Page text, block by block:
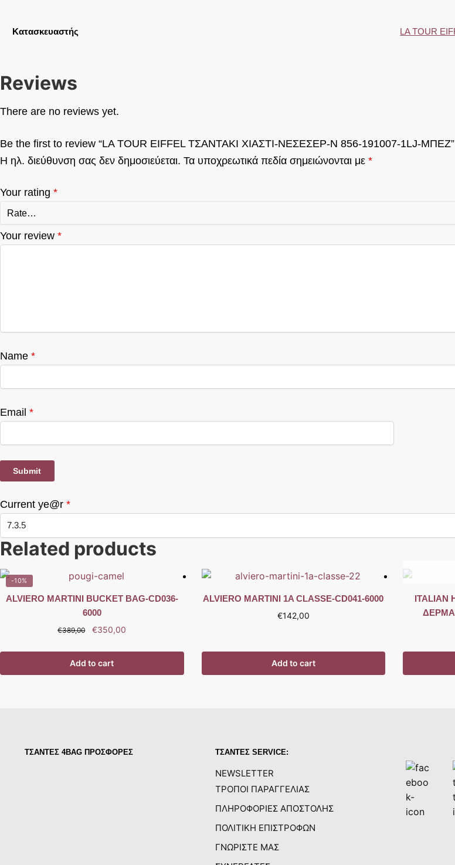
Κατασκευαστής LA TOUR
Reviews
There are no reviews yet.
Be the first to review “LA TOUR EIFFEL ΤΣΑΝΤΑΚΙ ΧΙΑΣΤΙ-ΝΕΣΕΣΕΡ-N 856-191007-1LJ-ΜΠΕΖ”
Η ηλ. διεύθυνση σας δεν δημοσιεύεται. Τα υποχρεωτικά πεδία σημειώνονται με *
Your rating *
Your review *
Name *
Email *
Current ye@r *
Related products
-10%
ALVIERO MARTINI BUCKET BAG-CD036-
6000
€389,00 €350,00
Add to cart
ALVIERO MARTINI 1A CLASSE-CD041-6000
€142,00
Add to cart
ITALIAN
ΔΕΡΜΑ
ΤΣΑΝΤΕΣ 4BAG ΠΡΟΣΦΟΡΕΣ ΤΣΑΝΤΕΣ SERVICE:
NEWSLETTER
ΤΡΟΠΟΙ ΠΑΡΑΓΓΕΛΙΑΣ
ΠΛΗΡΟΦΟΡΙΕΣ ΑΠΟΣΤΟΛΗΣ
ΠΟΛΙΤΙΚΗ ΕΠΙΣΤΡΟΦΩΝ
ΓΝΩΡΙΣΤΕ ΜΑΣ